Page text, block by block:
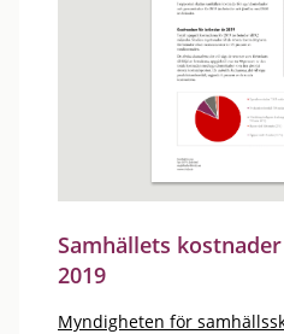
Samhällets
2019
Myndigheten för